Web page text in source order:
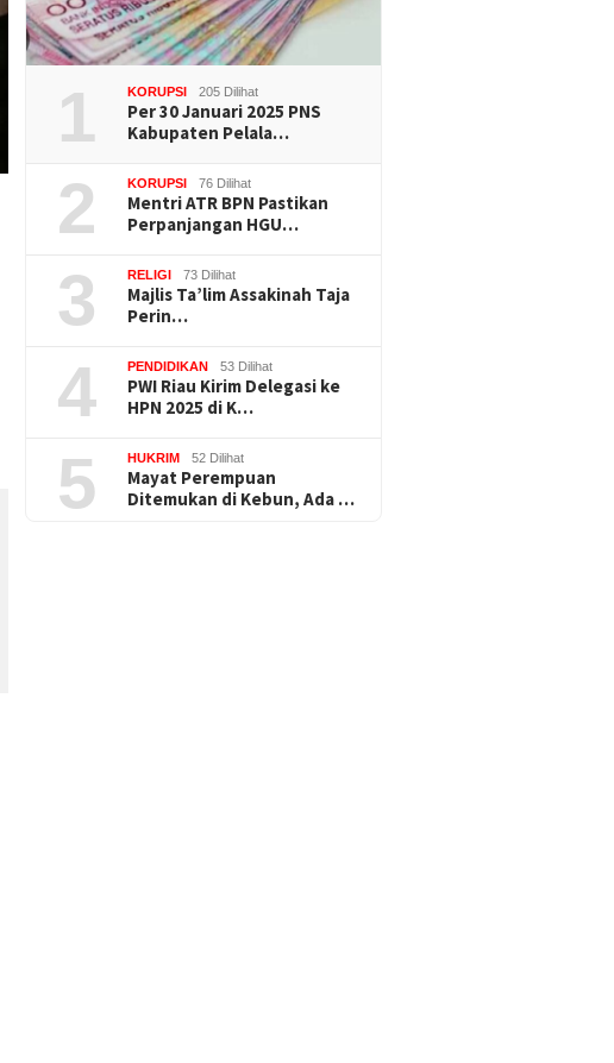
1 KORUPSI 205 Dilihat
Per 30 Januari 2025 PNS
Kabupaten Pelala…
2 KORUPSI 76 Dilihat
Mentri ATR BPN Pastikan
Perpanjangan HGU…
3 RELIGI 73 Dilihat
Majlis Ta’lim Assakinah Taja
Perin…
4 PENDIDIKAN 53 Dilihat
PWI Riau Kirim Delegasi ke
HPN 2025 di K…
5 HUKRIM 52 Dilihat
Mayat Perempuan
Ditemukan di Kebun, Ada …